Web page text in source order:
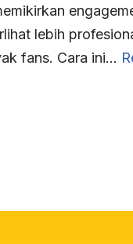
lebih
fans. Cara ini…